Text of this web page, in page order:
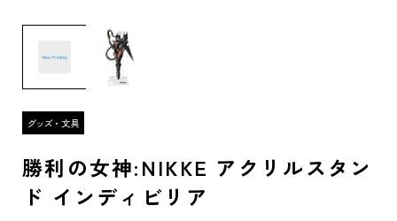
勝利の女神:NIKKE アクリルスタン
ド インディビリア